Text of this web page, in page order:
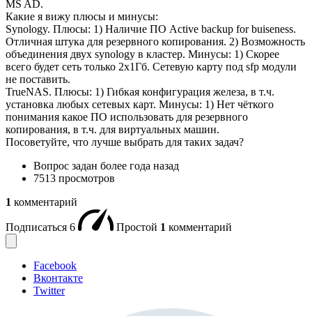
MS AD.
Какие я вижу плюсы и минусы:
Synology. Плюсы: 1) Наличие ПО Active backup for buiseness.
Отличная штука для резервного копирования. 2) Возможность
объединения двух synology в кластер. Минусы: 1) Скорее
всего будет сеть только 2х1Гб. Сетевую карту под sfp модули
не поставить.
TrueNAS. Плюсы: 1) Гибкая конфигурация железа, в т.ч.
установка любых сетевых карт. Минусы: 1) Нет чёткого
понимания какое ПО использовать для резервного
копирования, в т.ч. для виртуальных машин.
Посоветуйте, что лучше выбрать для таких задач?
Вопрос задан более года назад
7513 просмотров
1 комментарий
Подписаться 6 Простой 1 комментарий
Facebook
Вконтакте
Twitter